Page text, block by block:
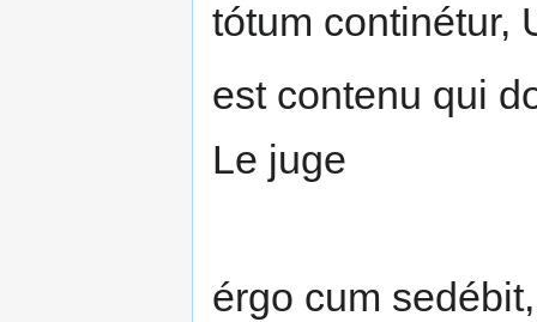
tótum continétur,
est contenu qui
Le juge
érgo cum